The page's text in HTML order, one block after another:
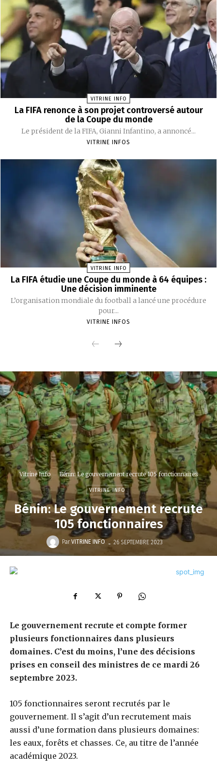
VITRINE INFO
La FIFA renonce à son projet controversé autour
de la Coupe du monde
Le président de la FIFA, Gianni Infantino, a annoncé...
VITRINE INFOS
VITRINE INFO
La FIFA étudie une Coupe du monde à 64 équipes :
Une décision imminente
L’organisation mondiale du football a lancé une procédure
pour...
VITRINE INFOS